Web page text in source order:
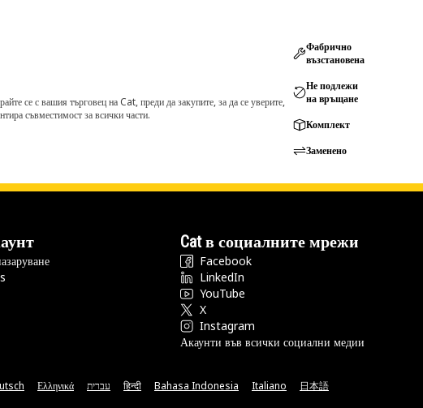
се с вашия търговец на Cat, преди да закупите, за да се уверите,
съвместимост за всички части.
Фабрично
възстановена
Не подлежи
на връщане
Комплект
Заменено
Cat в социалните мрежи
Facebook
LinkedIn
YouTube
X
Instagram
Акаунти във всички социални медии
Ελληνικά עברית हिन्दी Bahasa Indonesia Italiano 日本語